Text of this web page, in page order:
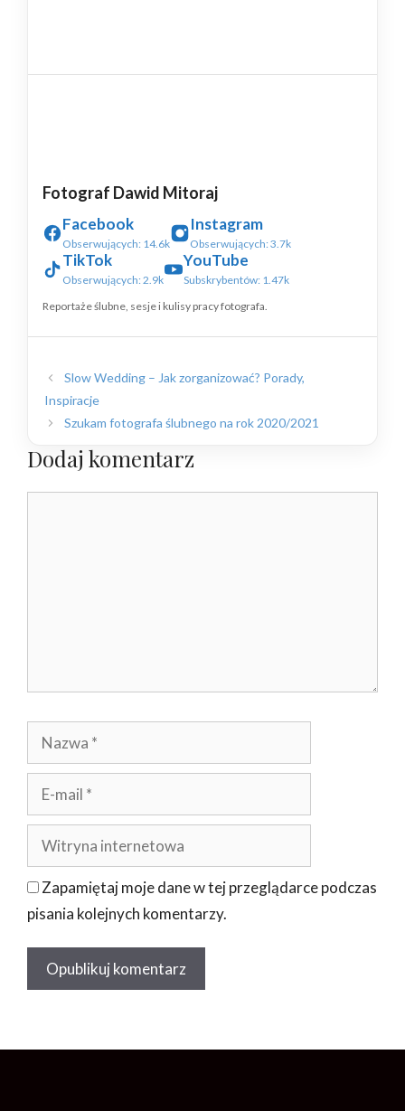
Fotograf Dawid Mitoraj
Facebook
Obserwujących: 14.6k
Instagram
Obserwujących: 3.7k
TikTok
Obserwujących: 2.9k
YouTube
Subskrybentów: 1.47k
Reportaże ślubne, sesje i kulisy pracy fotografa.
Slow Wedding – Jak zorganizować? Porady,
Inspiracje
Szukam fotografa ślubnego na rok 2020/2021
Dodaj komentarz
Zapamiętaj moje dane w tej przeglądarce podczas
pisania kolejnych komentarzy.